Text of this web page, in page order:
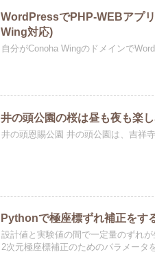
WordPressでPHP-WEBアプ
Wing対応)
自分がConoha Wingのドメインで
井の頭公園の桜は昼も夜も楽
井の頭恩賜公園 井の頭公園は、吉祥
Pythonで極座標ずれ補正をす
設計値と実験値の間で一定量のずれ
2次元極座標補正のためのパラメータ